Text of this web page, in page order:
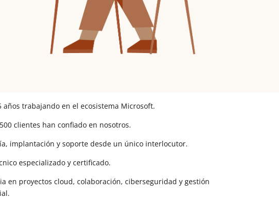
años trabajando en el ecosistema Microsoft.
clientes han confiado en nosotros.
implantación y soporte desde un único interlocutor.
especializado y certificado.
en proyectos cloud, colaboración, ciberseguridad y gestión